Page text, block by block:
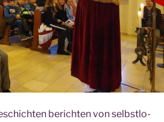
berich­ten von selbst­lo­